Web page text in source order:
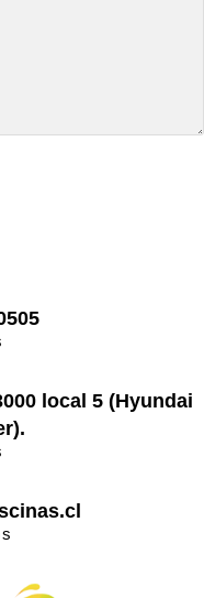
local 5 (Hyundai